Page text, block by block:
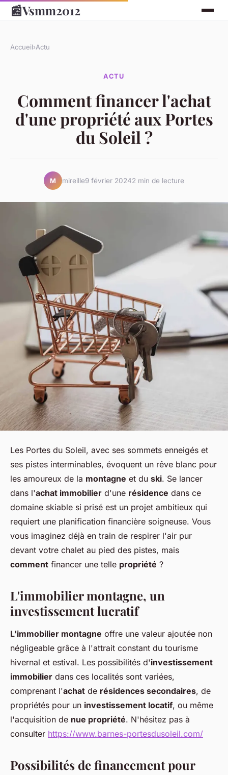
📰Vsmm2012
Accueil›Actu
ACTU
Comment financer l'achat
d'une propriété aux Portes
du Soleil ?
M mireille9 février 20242 min de lecture
Les Portes du Soleil, avec ses sommets enneigés et
ses pistes interminables, évoquent un rêve blanc pour
les amoureux de la montagne et du ski. Se lancer
dans l'achat immobilier d'une résidence dans ce
domaine skiable si prisé est un projet ambitieux qui
requiert une planification financière soigneuse. Vous
vous imaginez déjà en train de respirer l'air pur
devant votre chalet au pied des pistes, mais
comment financer une telle propriété ?
L'immobilier montagne, un
investissement lucratif
L'immobilier montagne offre une valeur ajoutée non
négligeable grâce à l'attrait constant du tourisme
hivernal et estival. Les possibilités d'investissement
immobilier dans ces localités sont variées,
comprenant l'achat de résidences secondaires, de
propriétés pour un investissement locatif, ou même
l'acquisition de nue propriété. N'hésitez pas à
consulter https://www.barnes-portesdusoleil.com/
Possibilités de financement pour